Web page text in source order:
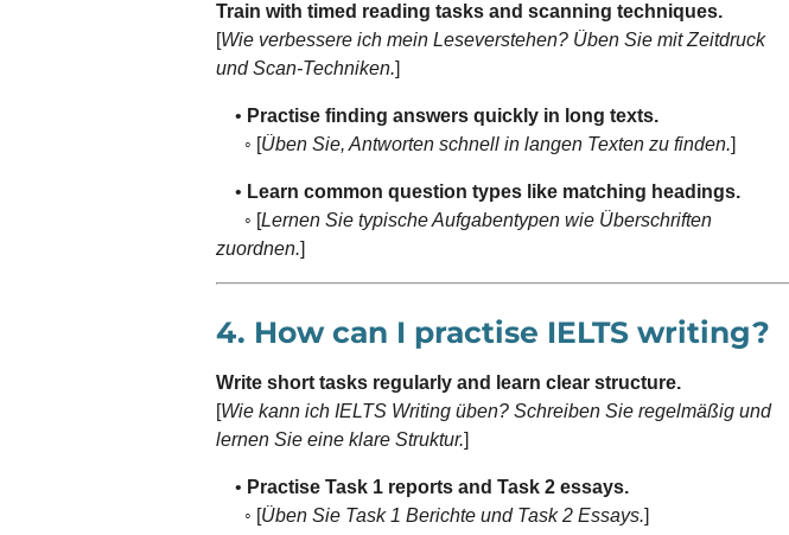
Train with timed reading tasks and scanning techniques.
[Wie verbessere ich mein Leseverstehen? Üben Sie mit Zeitdruck
und Scan-Techniken.]
• Practise finding answers quickly in long texts.
◦ [Üben Sie, Antworten schnell in langen Texten zu finden.]
• Learn common question types like matching headings.
◦ [Lernen Sie typische Aufgabentypen wie Überschriften
zuordnen.]
4. How can I practise IELTS writing?
Write short tasks regularly and learn clear structure.
[Wie kann ich IELTS Writing üben? Schreiben Sie regelmäßig und
lernen Sie eine klare Struktur.]
• Practise Task 1 reports and Task 2 essays.
◦ [Üben Sie Task 1 Berichte und Task 2 Essays.]